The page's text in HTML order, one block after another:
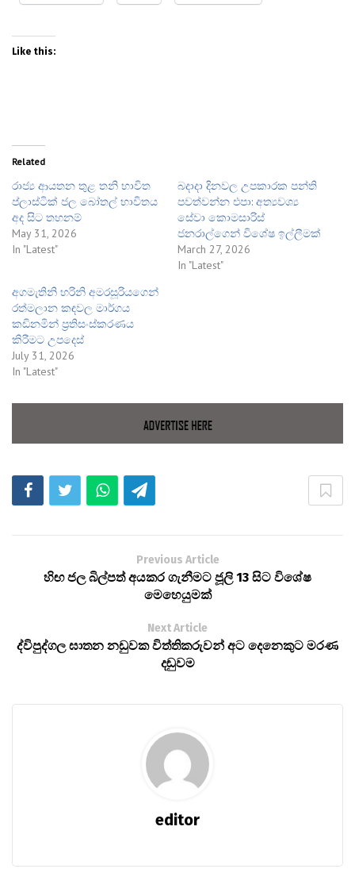
Like this:
Related
රාජ්‍ය ආයතන තුළ තනි භාවිත
ප්ලාස්ටික් ජල බෝතල් භාවිතය
අද සිට තහනම්
May 31, 2026
In "Latest"
බදාදා දිනවල උපකාරක පන්ති
පවත්වන්න එපා: අත්‍යවශ්‍ය
සේවා කොමසාරිස්
ජනරාල්ගෙන් විශේෂ ඉල්ලීමක්
March 27, 2026
In "Latest"
අගමැතිනි හරිනි අමරසූරියගෙන්
රත්මලාන කඳවල මාර්ගය
කඩිනමින් ප්‍රතිසංස්කරණය
කිරීමට උපදෙස්
July 31, 2026
In "Latest"
Previous Article
හිඟ ජල බිල්පත් අයකර ගැනීමට ජූලි 13 සිට විශේෂ
මෙහෙයුමක්
Next Article
ද්විපුද්ගල ඝාතන නඩුවක විත්තිකරුවන් අට දෙනෙකුට මරණ
දඬුවම
editor